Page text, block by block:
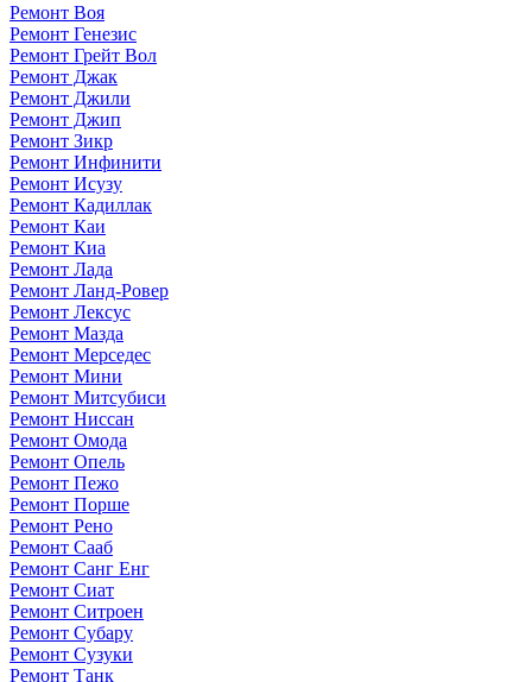
Ремонт Воя
Ремонт Генезис
Ремонт Грейт Вол
Ремонт Джак
Ремонт Джили
Ремонт Джип
Ремонт Зикр
Ремонт Инфинити
Ремонт Исузу
Ремонт Кадиллак
Ремонт Каи
Ремонт Киа
Ремонт Лада
Ремонт Ланд-Ровер
Ремонт Лексус
Ремонт Мазда
Ремонт Мерседес
Ремонт Мини
Ремонт Митсубиси
Ремонт Ниссан
Ремонт Омода
Ремонт Опель
Ремонт Пежо
Ремонт Порше
Ремонт Рено
Ремонт Сааб
Ремонт Санг Енг
Ремонт Сиат
Ремонт Ситроен
Ремонт Субару
Ремонт Сузуки
Ремонт Танк